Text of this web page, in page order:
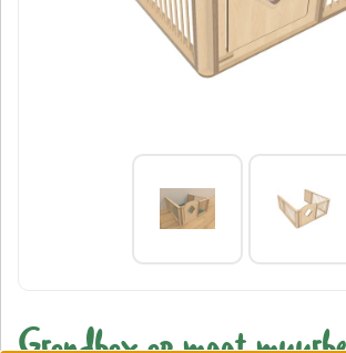
Grondbox op maat